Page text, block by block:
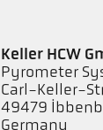
Keller HCW
Pyrometer
Carl-Keller-
49479
Germany